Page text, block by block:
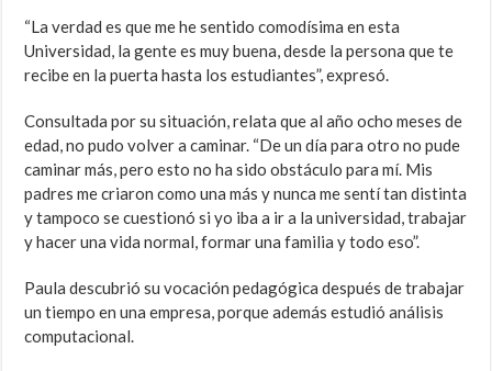
“La verdad es que me he sentido comodísima en esta
Universidad, la gente es muy buena, desde la persona que te
recibe en la puerta hasta los estudiantes”, expresó.
Consultada por su situación, relata que al año ocho meses de
edad, no pudo volver a caminar. “De un día para otro no pude
caminar más, pero esto no ha sido obstáculo para mí. Mis
padres me criaron como una más y nunca me sentí tan distinta
y tampoco se cuestionó si yo iba a ir a la universidad, trabajar
y hacer una vida normal, formar una familia y todo eso”.
Paula descubrió su vocación pedagógica después de trabajar
un tiempo en una empresa, porque además estudió análisis
computacional.